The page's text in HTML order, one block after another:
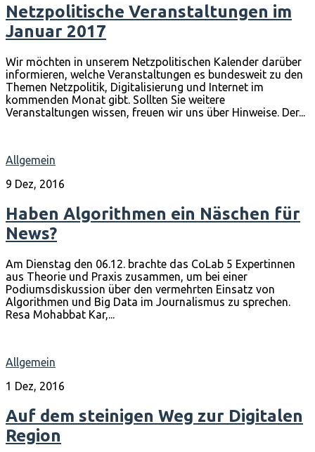
Netzpolitische Veranstaltungen im
Januar 2017
Wir möchten in unserem Netzpolitischen Kalender darüber
informieren, welche Veranstaltungen es bundesweit zu den
Themen Netzpolitik, Digitalisierung und Internet im
kommenden Monat gibt. Sollten Sie weitere
Veranstaltungen wissen, freuen wir uns über Hinweise. Der...
Allgemein
9 Dez, 2016
Haben Algorithmen ein Näschen für
News?
Am Dienstag den 06.12. brachte das CoLab 5 Expertinnen
aus Theorie und Praxis zusammen, um bei einer
Podiumsdiskussion über den vermehrten Einsatz von
Algorithmen und Big Data im Journalismus zu sprechen.
Resa Mohabbat Kar,...
Allgemein
1 Dez, 2016
Auf dem steinigen Weg zur Digitalen
Region